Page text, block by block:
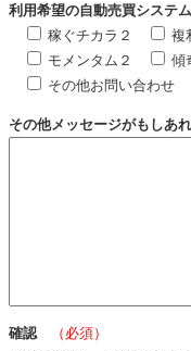
利用希望の自動売買システム
稼ぐチカラ２
複
モメンタム２
傾
その他お問い合わせ
その他メッセージがもしあ
確認
（必須）